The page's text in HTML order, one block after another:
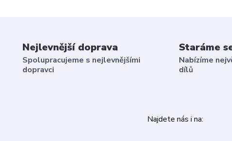
Nejlevnější doprava
Spolupracujeme s nejlevnějšími
dopravci
Staráme
Nabízíme
dílů
Najdete nás i na: